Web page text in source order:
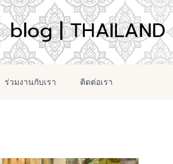
ร่วมงานกับเรา ติดต่อเรา